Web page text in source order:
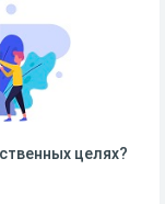
целях?